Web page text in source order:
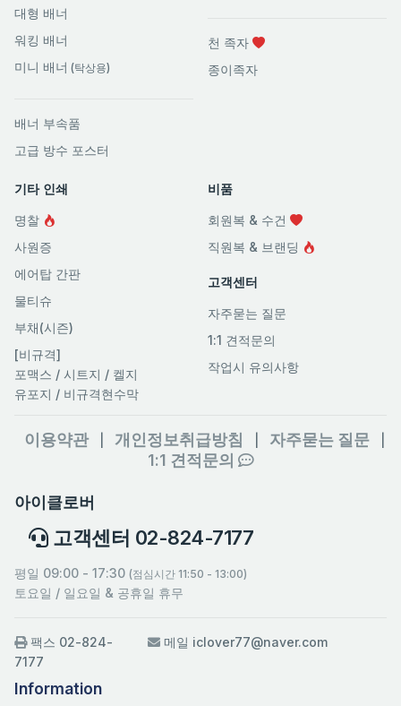
대형 배너
워킹 배너
미니 배너 (탁상용)
배너 부속품
고급 방수 포스터
천 족자
종이족자
기타 인쇄
명찰
사원증
에어탑 간판
물티슈
부채(시즌)
[비규격]
포맥스 / 시트지 / 켈지
유포지 / 비규격현수막
비품
회원복 & 수건
직원복 & 브랜딩
고객센터
자주묻는 질문
1:1 견적문의
작업시 유의사항
이용약관 개인정보취급방침 자주묻는 질문
1:1 견적문의
아이클로버
고객센터 02-824-7177
평일 09:00 - 17:30 (점심시간 11:50 - 13:00)
토요일 / 일요일 & 공휴일 휴무
팩스 02-824-
7177
메일 iclover77@naver.com
Information